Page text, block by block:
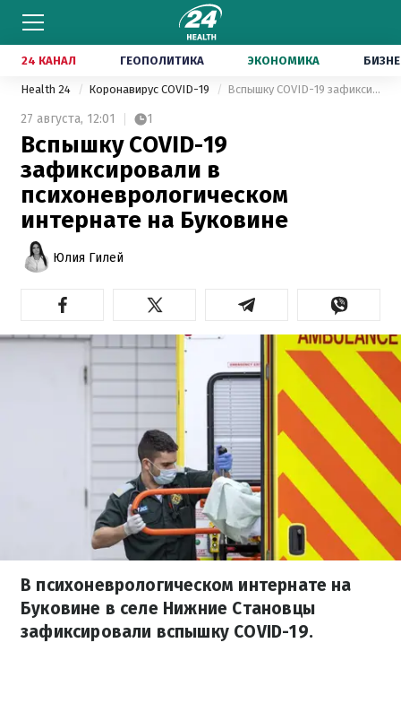
24 КАНАЛ ГЕОПОЛИТИКА ЭКОНОМИКА
Health 24 Коронавирус COVID-19 Вспышку COVID-19 зафиксировали в психоневрологическом интернате на Буковине
27 августа, 12:01 1
Вспышку COVID-19
зафиксировали в
психоневрологическом
интернате на Буковине
Юлия Гилей
В психоневрологическом интернате на
Буковине в селе Нижние Становцы
зафиксировали вспышку COVID-19.